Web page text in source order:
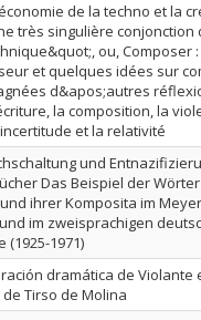
de la techno et la
très singulière conjonction
ou, Composer
et quelques idées sur
d&apos;autres
la composition, la
et la relativité
und
Das Beispiel der Wörter
und ihrer Komposita im
im zweisprachigen
(1925-1971)
dramática de Violante
Tirso de Molina